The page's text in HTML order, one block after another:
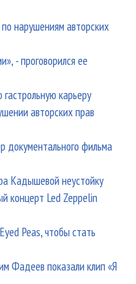
нарушениям авторских
- проговорился ее
карьеру
авторских прав
документального фильма
Кадышевой неустойку
концерт Led Zeppelin
Peas, чтобы стать
Фадеев показали клип «Я